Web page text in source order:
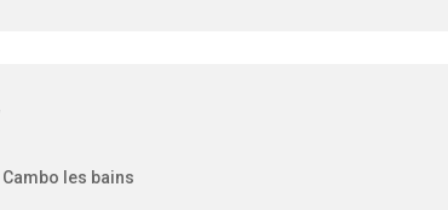
les bains